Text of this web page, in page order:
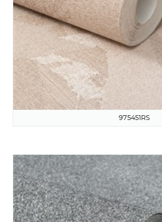
975451RS